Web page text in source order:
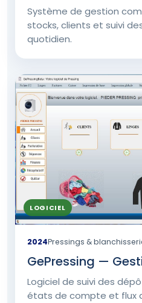
Système de gestion
stocks, clients et suivi
quotidien.
LOGICIEL
2024Pressings &
GePressing —
Logiciel de suivi des
états de compte et flux